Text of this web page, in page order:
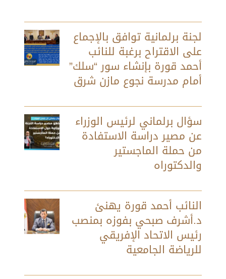
لجنة برلمانية توافق بالإجماع
على الاقتراح برغبة للنائب
أحمد قورة بإنشاء سور “سلك”
أمام مدرسة نجوع مازن شرق
سؤال برلماني لرئيس الوزراء
عن مصير دراسة الاستفادة
من حملة الماجستير
والدكتوراه
النائب أحمد قورة يهنئ
د.أشرف صبحي بفوزه بمنصب
رئيس الاتحاد الإفريقي
للرياضة الجامعية